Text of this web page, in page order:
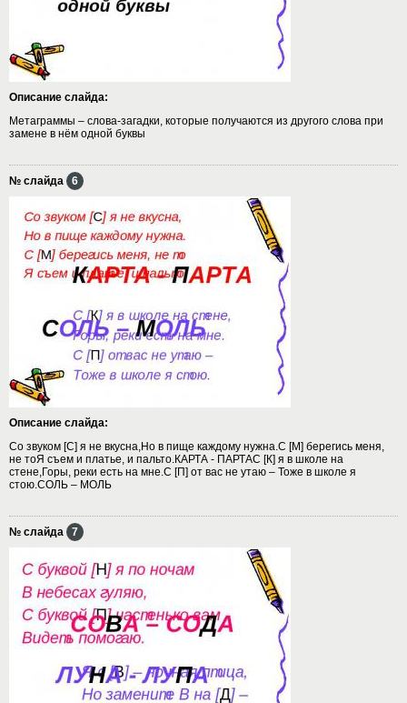
Описание слайда:
Метаграммы – слова-загадки, которые получаются из другого слова при
замене в нём одной буквы
№ слайда 6
Описание слайда:
Со звуком [С] я не вкусна,Но в пище каждому нужна.С [М] берегись меня,
не тоЯ съем и платье, и пальто.КАРТА - ПАРТАС [К] я в школе на
стене,Горы, реки есть на мне.С [П] от вас не утаю – Тоже в школе я
стою.СОЛЬ – МОЛЬ
№ слайда 7